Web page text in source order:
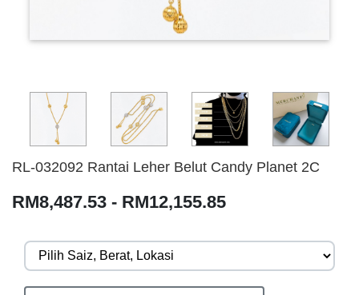
RL-032092 Rantai Leher Belut Candy Planet 2C
RM8,487.53 - RM12,155.85